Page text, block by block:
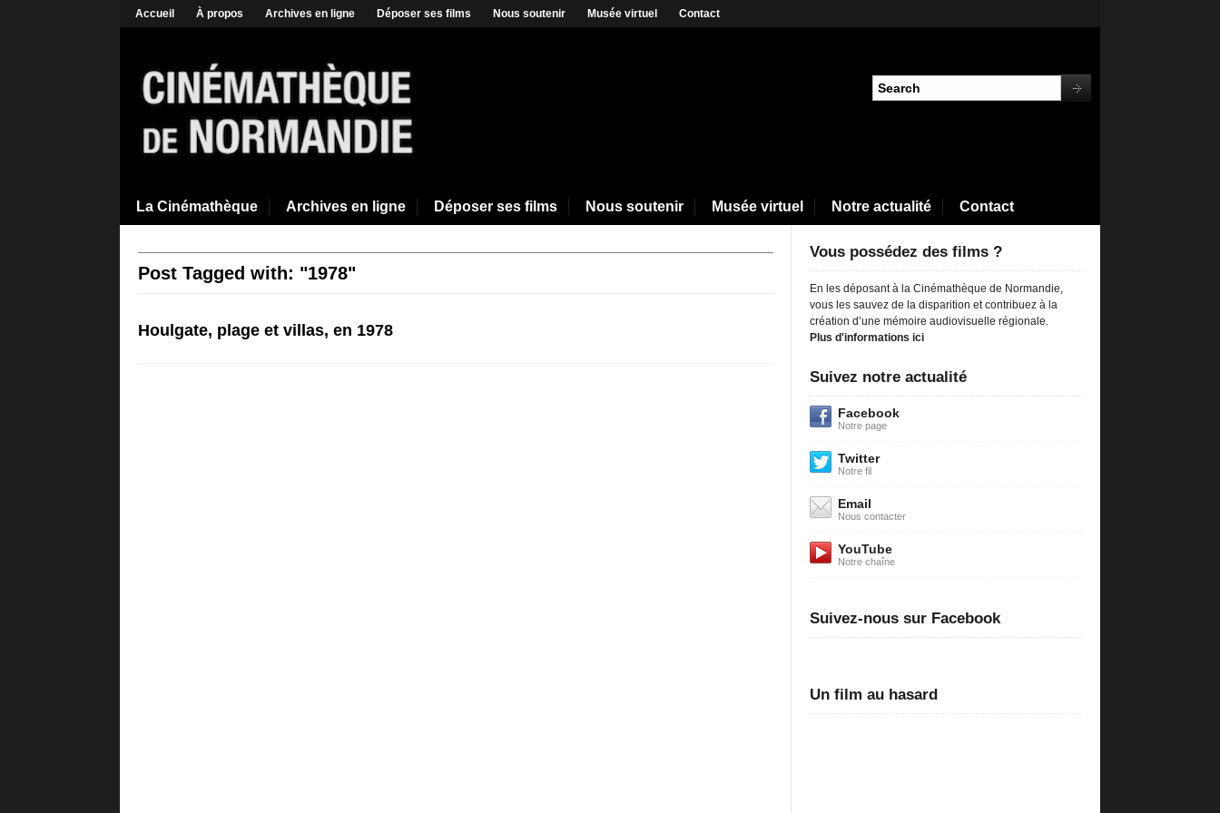
Accueil À propos Archives en ligne Déposer ses films Nous soutenir Musée virtuel Contact
La Cinémathèque Archives en ligne Déposer ses films Nous soutenir Musée virtuel Notre actualité Contact
Post Tagged with: "1978"
Houlgate, plage et villas, en 1978
Vous possédez des films ?
En les déposant à la Cinémathèque de Normandie,
vous les sauvez de la disparition et contribuez à la
création d’une mémoire audiovisuelle régionale.
Plus d'informations ici
Suivez notre actualité
Facebook
Notre page
Twitter
Notre fil
Email
Nous contacter
YouTube
Notre chaîne
Suivez-nous sur Facebook
Un film au hasard